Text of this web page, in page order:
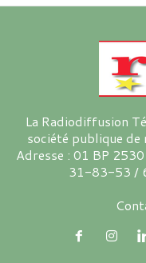
La Radiodiffusion
société publique de
Adresse : 01 BP
31-83-53 /